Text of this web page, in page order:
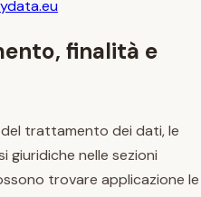
finalità e
trattamento dei dati, le
nelle sezioni
trovare applicazione le